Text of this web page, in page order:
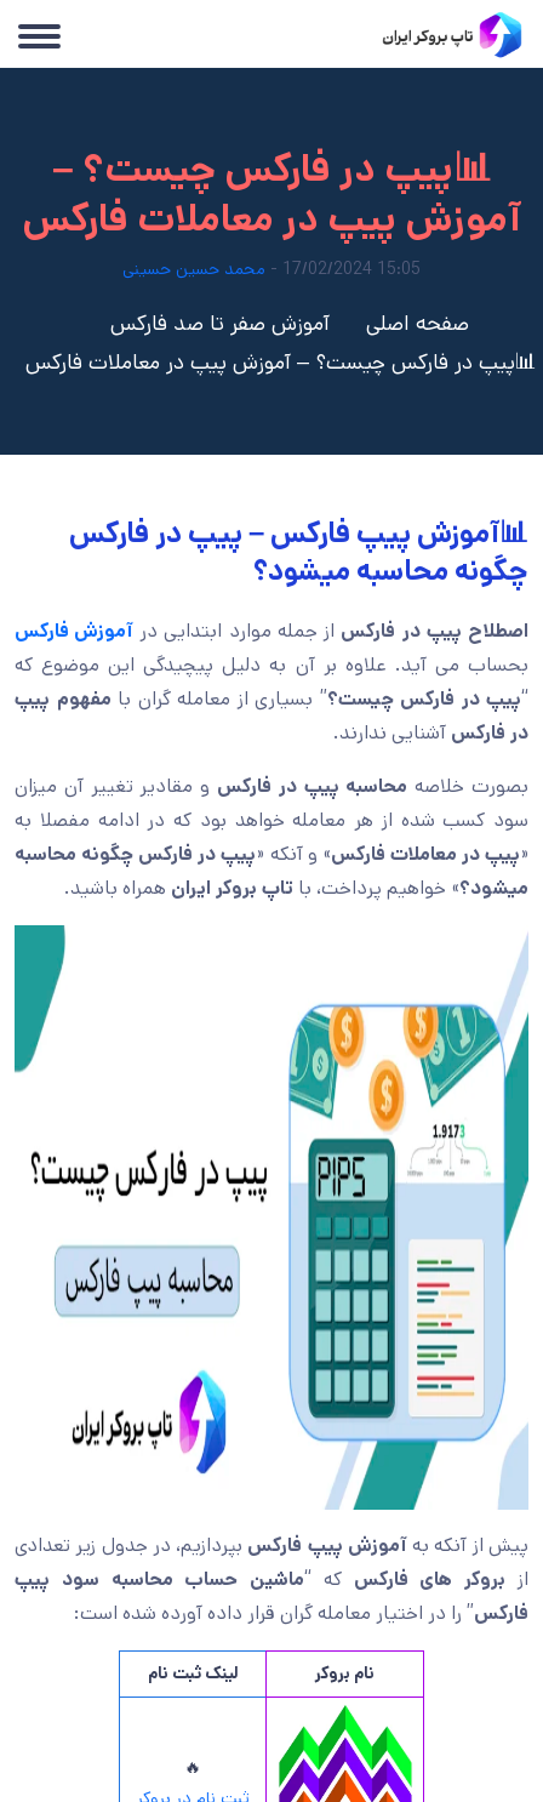
📊پیپ در فارکس چیست؟ –
آموزش پیپ در معاملات فارکس
15:05 17/02/2024 - محمد حسین حسینی
صفحه اصلی
آموزش صفر تا صد فارکس
📊پیپ در فارکس چیست؟ – آموزش پیپ در معاملات فارکس
📊آموزش پیپ فارکس – پیپ در فارکس
چگونه محاسبه میشود؟
اصطلاح پیپ در فارکس از جمله موارد ابتدایی در آموزش فارکس
بحساب می آید. علاوه بر آن به دلیل پیچیدگی این موضوع که
“پیپ در فارکس چیست؟” بسیاری از معامله گران با مفهوم پیپ
در فارکس آشنایی ندارند.
بصورت خلاصه محاسبه پیپ در فارکس و مقادیر تغییر آن میزان
سود کسب شده از هر معامله خواهد بود که در ادامه مفصلا به
«پیپ در معاملات فارکس» و آنکه «پیپ در فارکس چگونه محاسبه
میشود؟» خواهیم پرداخت، با تاپ بروکر ایران همراه باشید.
پیش از آنکه بهآموزش پیپ فارکس بپردازیم، در جدول زیر تعدادی
از بروکر های فارکس که “ماشین حساب محاسبه سود پیپ
فارکس” را در اختیار معامله گران قرار داده آورده شده است:
نام بروکر لینک ثبت نام
🔥